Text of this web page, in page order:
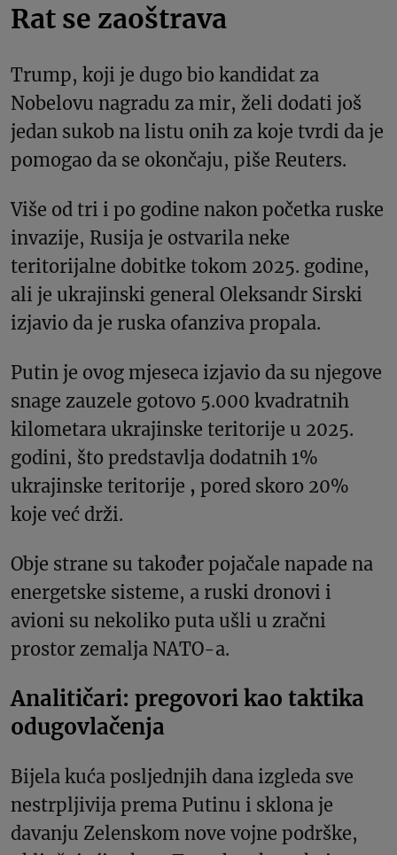
Rat se zaoštrava
Trump, koji je dugo bio kandidat za
Nobelovu nagradu za mir, želi dodati još
jedan sukob na listu onih za koje tvrdi da je
pomogao da se okončaju, piše Reuters.
Više od tri i po godine nakon početka ruske
invazije, Rusija je ostvarila neke
teritorijalne dobitke tokom 2025. godine,
ali je ukrajinski general Oleksandr Sirski
izjavio da je ruska ofanziva propala.
Putin je ovog mjeseca izjavio da su njegove
snage zauzele gotovo 5.000 kvadratnih
kilometara ukrajinske teritorije u 2025.
godini, što predstavlja dodatnih 1%
ukrajinske teritorije , pored skoro 20%
koje već drži.
Obje strane su također pojačale napade na
energetske sisteme, a ruski dronovi i
avioni su nekoliko puta ušli u zračni
prostor zemalja NATO-a.
Analitičari: pregovori kao taktika
odugovlačenja
Bijela kuća posljednjih dana izgleda sve
nestrpljivija prema Putinu i sklona je
davanju Zelenskom nove vojne podrške,